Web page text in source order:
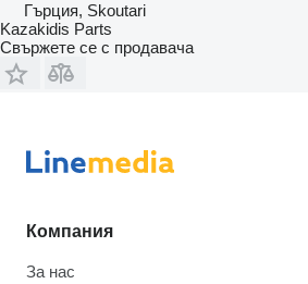
Гърция, Skoutari
Kazakidis Parts
Свържете се с продавача
Компания
За нас